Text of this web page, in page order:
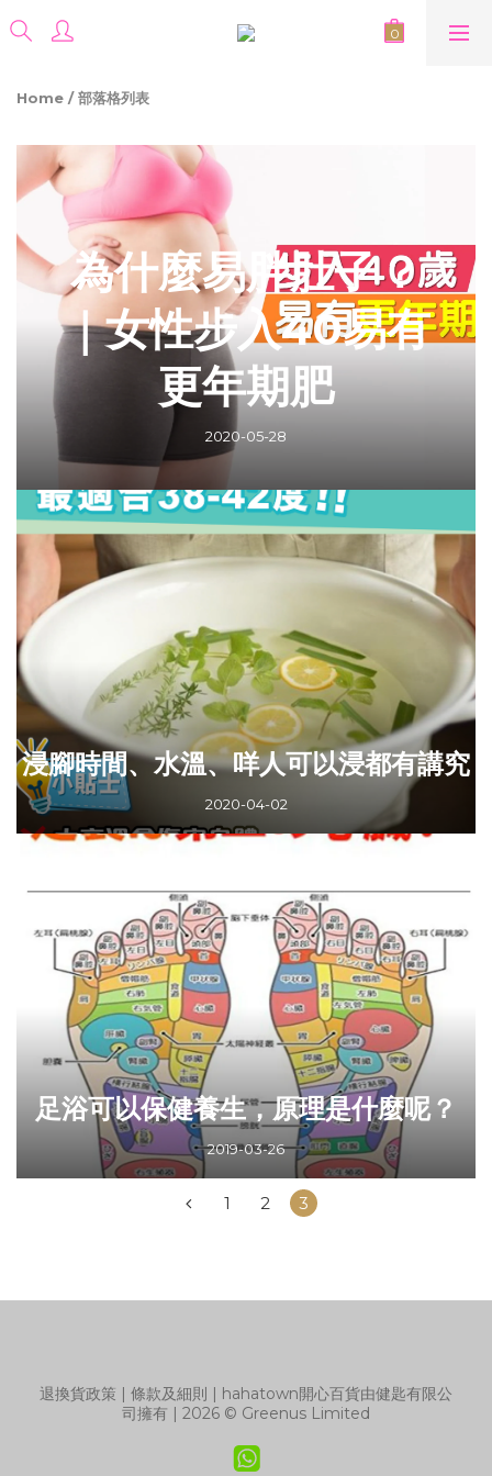
Home /部落格列表
為什麼易胖肚子？
｜女性步入40易有
更年期肥
2020-05-28
浸腳時間、水溫、咩人可以浸都有講究
2020-04-02
足浴可以保健養生，原理是什麼呢？
2019-03-26
1 2 3
退換貨政策 | 條款及細則 | hahatown開心百貨由健匙有限公
司擁有 | 2026 © Greenus Limited